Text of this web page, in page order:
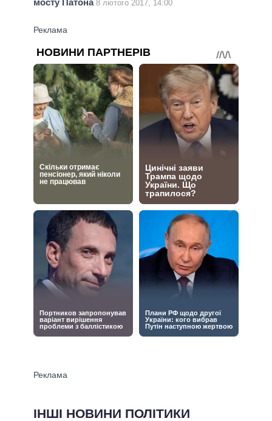
8 лютого 2017, 14:00
ІНШІ НОВИНИ ПОЛІТИКИ